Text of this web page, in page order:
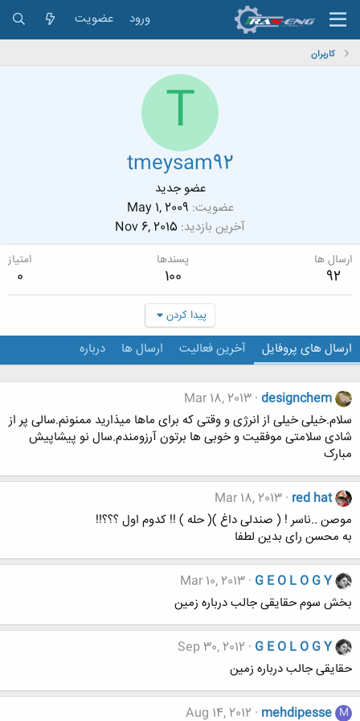
ورود عضویت
کاربران
T
tmeysam92
عضو جدید
عضویت May 1, 2009
آخرین بازدید Nov 6, 2015
ارسال ها
92
پسندها
100
امتیاز
0
پیدا کردن
ارسال های پروفایل آخرین فعالیت ارسال ها درباره
designchem
Mar 18, 2013
سلام.خیلی خیلی از انرژی و وقتی که برای ماها میذارید ممنونم.سالی پر از
شادی سلامتی موفقیت و خوبی ها برتون آرزومندم.سال نو پیشاپیش
مبارک
red hat
Mar 18, 2013
موصن ..ناسر ! ( صندلی داغ )( حله ) !! کدوم اول ؟؟؟!!
به محسن رای بدین لطفا
G E O L O G Y
Mar 10, 2013
بخش سوم حقایقی جالب درباره زمین
G E O L O G Y
Sep 30, 2012
حقایقی جالب درباره زمین
M
mehdipesse
Aug 14, 2012